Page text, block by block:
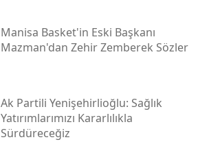
Manisa Basket'in Eski Başkanı
Mazman'dan Zehir Zemberek Sözler
Ak Partili Yenişehirlioğlu: Sağlık
Yatırımlarımızı Kararlılıkla
Sürdüreceğiz